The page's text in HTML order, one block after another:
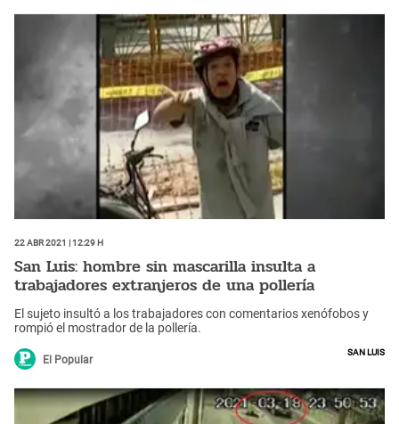
22 Abr 2021 | 12:29 h
San Luis: hombre sin mascarilla insulta a
trabajadores extranjeros de una pollería
El sujeto insultó a los trabajadores con comentarios xenófobos y
rompió el mostrador de la pollería.
El Popular
San Luis